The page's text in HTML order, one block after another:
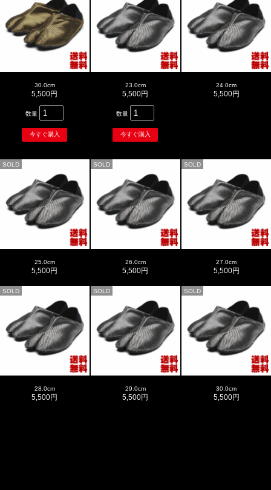
30.0cm
5,500円
数量
23.0cm
5,500円
数量
24.0cm
5,500円
SOLD
25.0cm
5,500円
SOLD
26.0cm
5,500円
SOLD
27.0cm
5,500円
SOLD
28.0cm
5,500円
SOLD
29.0cm
5,500円
SOLD
30.0cm
5,500円